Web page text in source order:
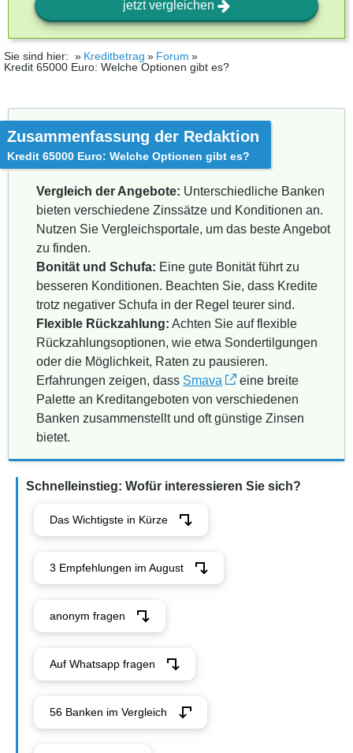
jetzt vergleichen
Sie sind hier: Kreditbetrag
Forum
Kredit 65000 Euro: Welche Optionen gibt es?
Zusammenfassung der Redaktion
Kredit 65000 Euro: Welche Optionen gibt es?
Vergleich der Angebote: Unterschiedliche Banken
bieten verschiedene Zinssätze und Konditionen an.
Nutzen Sie Vergleichsportale, um das beste Angebot
zu finden.
Bonität und Schufa: Eine gute Bonität führt zu
besseren Konditionen. Beachten Sie, dass Kredite
trotz negativer Schufa in der Regel teurer sind.
Flexible Rückzahlung: Achten Sie auf flexible
Rückzahlungsoptionen, wie etwa Sondertilgungen
oder die Möglichkeit, Raten zu pausieren.
Erfahrungen zeigen, dass Smava
eine breite
Palette an Kreditangeboten von verschiedenen
Banken zusammenstellt und oft günstige Zinsen
bietet.
Schnelleinstieg: Wofür interessieren Sie sich?
Das Wichtigste in Kürze
3 Empfehlungen im August
anonym fragen
Auf Whatsapp fragen
56 Banken im Vergleich